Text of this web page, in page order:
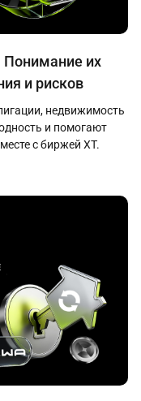
Понимание их
и рисков
недвижимость
и помогают
с биржей XT.